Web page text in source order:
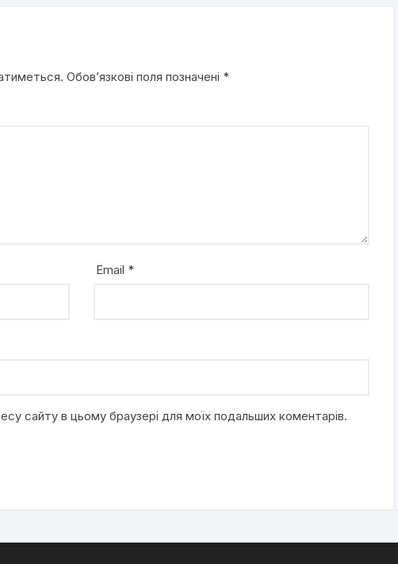
Обов’язкові поля позначені *
Email *
сайту в цьому браузері для моїх подальших коментарів.